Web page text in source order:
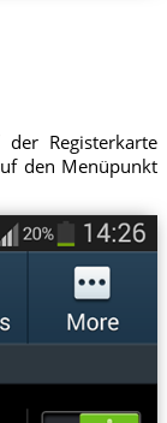
Registerkarte
den Menüpunkt